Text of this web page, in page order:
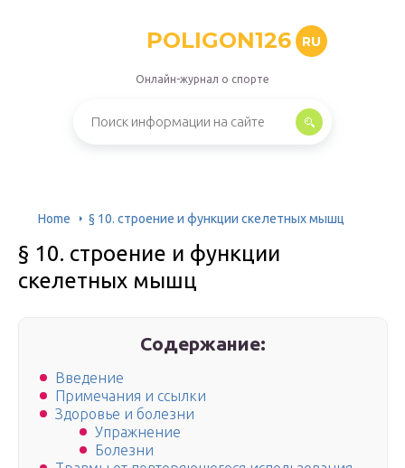
POLIGON126 RU
Онлайн-журнал о спорте
Home § 10. строение и функции скелетных мышц
§ 10. строение и функции
скелетных мышц
Содержание:
Введение
Примечания и ссылки
Здоровье и болезни
Упражнение
Болезни